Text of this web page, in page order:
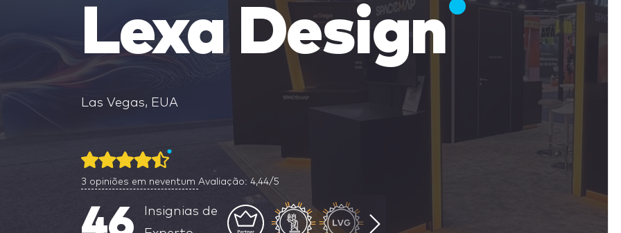
Lexa Design
Las Vegas, EUA
3 opiniões em neventum Avaliação: 4,44/5
Insignias de